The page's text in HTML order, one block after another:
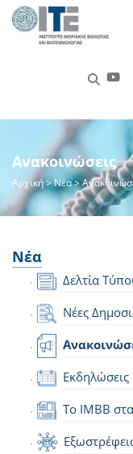
Ανακοινώσεις
Αρχική>Νέα>
Νέα
Δελτία
Νέες
Εκδηλώσεις
Το IMBB